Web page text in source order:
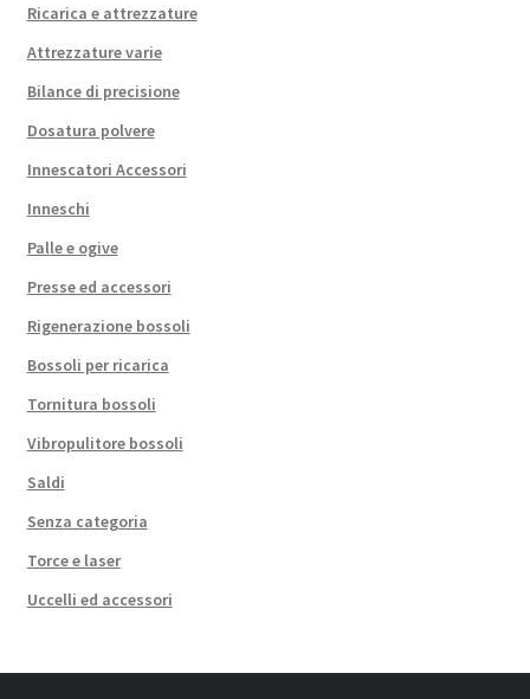
Ricarica e attrezzature
Attrezzature varie
Bilance di precisione
Dosatura polvere
Innescatori Accessori
Inneschi
Palle e ogive
Presse ed accessori
Rigenerazione bossoli
Bossoli per ricarica
Tornitura bossoli
Vibropulitore bossoli
Saldi
Senza categoria
Torce e laser
Uccelli ed accessori